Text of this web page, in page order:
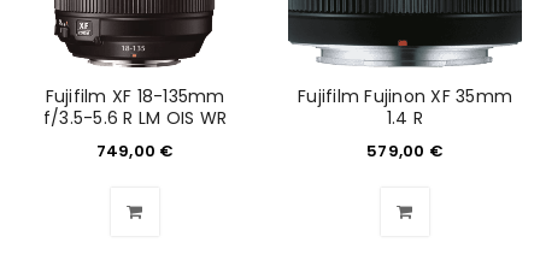
Anmeldeformular geschützt durchWP Captcha
Angemeldet bleiben
ANMELDEN
PASSWORT VERGESSEN?
Fujifilm XF 18-135mm
f/3.5-5.6 R LM OIS WR
749,00 €
Fujifilm Fujinon XF 35mm
1.4 R
579,00 €